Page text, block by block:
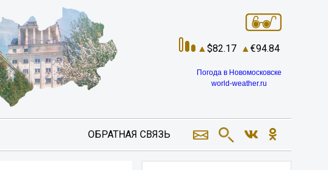
82.17 94.84
Погода в Новомосковске
world-weather.ru
ОБРАТНАЯ СВЯЗЬ